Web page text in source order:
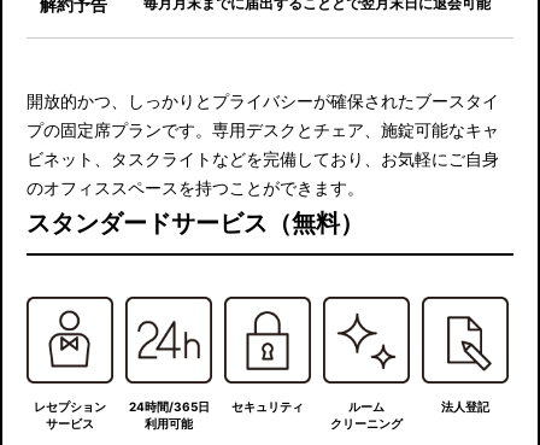
解約予告
開放的かつ、しっかりとプライバシーが確保されたブースタイ
プの固定席プランです。専用デスクとチェア、施錠可能なキャ
ビネット、タスクライトなどを完備しており、お気軽にご自身
のオフィススペースを持つことができます。
スタンダードサービス（無料）
レセプション
サービス
24時間/365日
利用可能
セキュリティ
ルーム
クリーニング
法人登記